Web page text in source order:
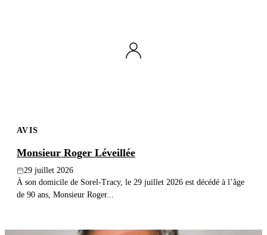
AVIS
Monsieur Roger Léveillée
29 juillet 2026
À son domicile de Sorel-Tracy, le 29 juillet 2026 est décédé à l’âge
de 90 ans, Monsieur Roger...